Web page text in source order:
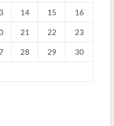
14 15 16
21 22 23
28 29 30